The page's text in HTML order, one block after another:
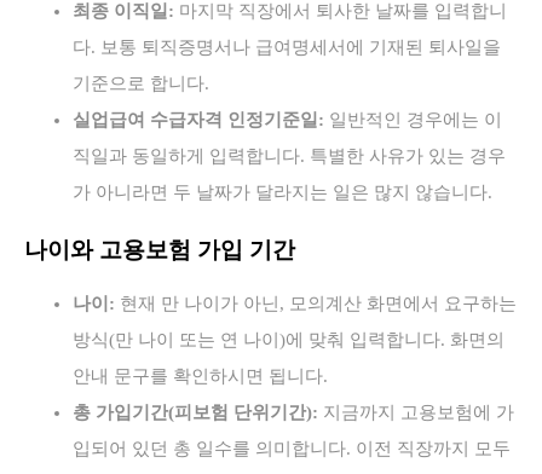
최종 이직일: 마지막 직장에서 퇴사한 날짜를 입력합니
다. 보통 퇴직증명서나 급여명세서에 기재된 퇴사일을
기준으로 합니다.
실업급여 수급자격 인정기준일: 일반적인 경우에는 이
직일과 동일하게 입력합니다. 특별한 사유가 있는 경우
가 아니라면 두 날짜가 달라지는 일은 많지 않습니다.
나이와 고용보험 가입 기간
나이: 현재 만 나이가 아닌, 모의계산 화면에서 요구하는
방식(만 나이 또는 연 나이)에 맞춰 입력합니다. 화면의
안내 문구를 확인하시면 됩니다.
총 가입기간(피보험 단위기간): 지금까지 고용보험에 가
입되어 있던 총 일수를 의미합니다. 이전 직장까지 모두